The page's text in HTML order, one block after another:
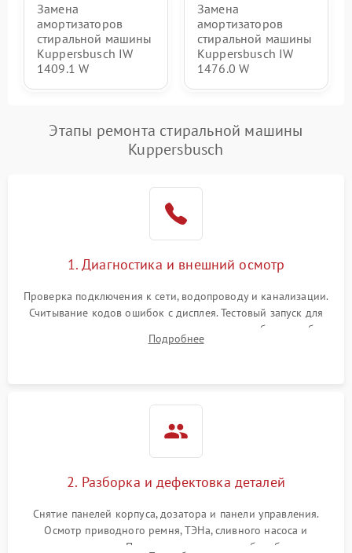
Замена
амортизаторов
стиральной машины
Kuppersbusch IW
1409.1 W
Замена
амортизаторов
стиральной машины
Kuppersbusch IW
1476.0 W
Этапы ремонта стиральной машины
Kuppersbusch
1. Диагностика и внешний осмотр
Проверка подключения к сети, водопроводу и канализации.
Считывание кодов ошибок с дисплея. Тестовый запуск для
выявления посторонних шумов, протечек или сбоев в работе
электронного модуля управления.
Подробнее
2. Разборка и дефектовка деталей
Снятие панелей корпуса, дозатора и панели управления.
Осмотр приводного ремня, ТЭНа, сливного насоса и
амортизаторов. Проверка подшипников барабана и